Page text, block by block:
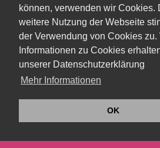
können, verwenden wir Cookies.
weitere Nutzung der Webseite
der Verwendung von Cookies zu.
Informationen zu Cookies
unserer Datenschutzerklärung
Mehr Informationen
OK